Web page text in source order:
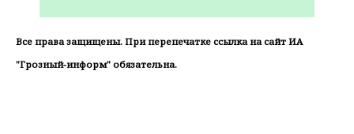
Все права защищены. При перепечатке ссылка на сайт ИА
"Грозный-информ" обязательна.